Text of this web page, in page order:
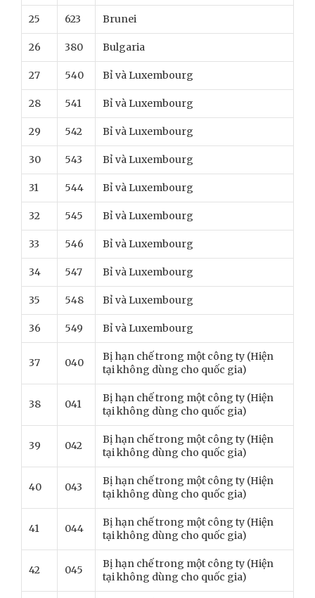
25 623 Brunei
26 380 Bulgaria
27 540 Bỉ và Luxembourg
28 541 Bỉ và Luxembourg
29 542 Bỉ và Luxembourg
30 543 Bỉ và Luxembourg
31 544 Bỉ và Luxembourg
32 545 Bỉ và Luxembourg
33 546 Bỉ và Luxembourg
34 547 Bỉ và Luxembourg
35 548 Bỉ và Luxembourg
36 549 Bỉ và Luxembourg
37 040
Bị hạn chế trong một công ty (Hiện
tại không dùng cho quốc gia)
38 041
Bị hạn chế trong một công ty (Hiện
tại không dùng cho quốc gia)
39 042
Bị hạn chế trong một công ty (Hiện
tại không dùng cho quốc gia)
40 043
Bị hạn chế trong một công ty (Hiện
tại không dùng cho quốc gia)
41 044
Bị hạn chế trong một công ty (Hiện
tại không dùng cho quốc gia)
42 045
Bị hạn chế trong một công ty (Hiện
tại không dùng cho quốc gia)